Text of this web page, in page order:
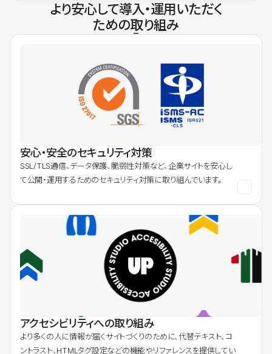
より安心して導入・運用いただく
ための取り組み
安心・安全のセキュリティ対策
SSL/TLS通信、データ保護、脆弱性対策など、企業サイトを安心し
て公開・運用するためのセキュリティ対策に取り組んでいます。
アクセシビリティへの取り組み
より多くの人に情報が届くサイトづくりのために、代替テキスト、コ
ントラスト、HTMLタグ設定などの機能やリファレンスを提供してい